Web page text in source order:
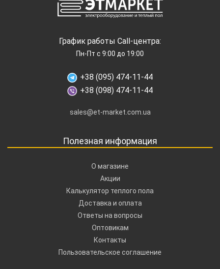
График работы Call-центра:
Пн-Пт с 9:00 до 19:00
+38 (095) 474-11-44
+38 (098) 474-11-44
sales@et-market.com.ua
Полезная информация
О магазине
Акции
Калькулятор теплого пола
Доставка и оплата
Ответы на вопросы
Оптовикам
Контакты
Пользовательское соглашение